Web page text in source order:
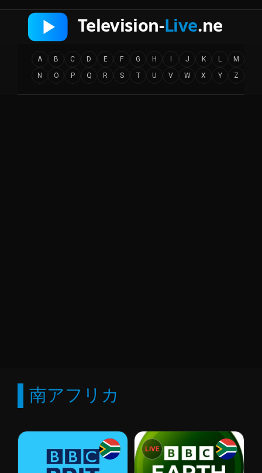
A B C D E F G H J K L
M
N
O P Q R S T U V W X Y Z
南アフリカ
LIVE